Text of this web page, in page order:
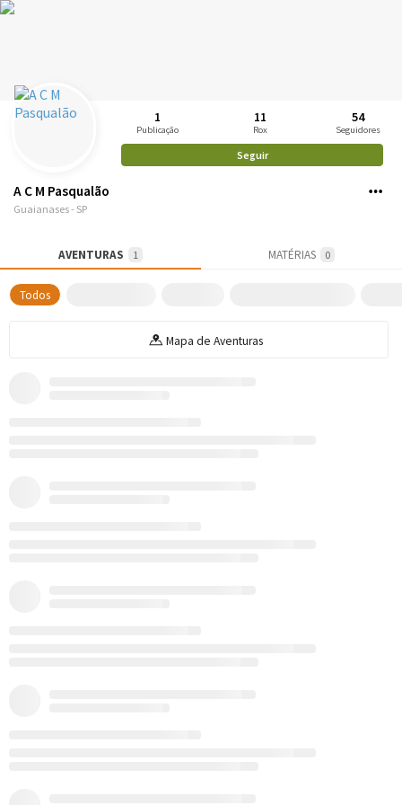
1
Publicação
11
Rox
54
Seguidores
Seguir
A C M Pasqualão
Guaianases - SP
AVENTURAS 1 MATÉRIAS 0
Todos
Mapa de Aventuras